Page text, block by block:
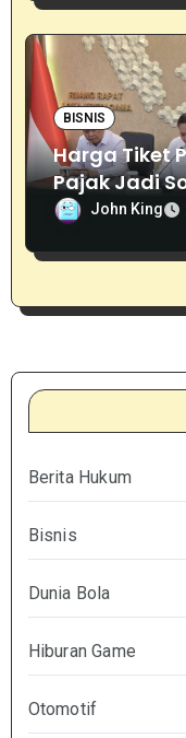
BISNIS
Harga Tiket
Pajak Jadi
John King
Berita Hukum
Bisnis
Dunia Bola
Hiburan Game
Otomotif